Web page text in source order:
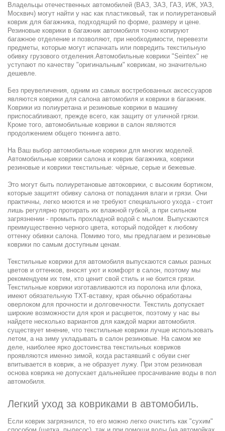
Владельцы отечественных автомобилей (ВАЗ, ЗАЗ, ГАЗ, ИЖ, УАЗ,
Москвич) могут найти у нас как пластиковый, так и полиуретановый
коврик для багажника, подходящий по форме, размеру и цене.
Резиновые коврики в багажник автомобиля точно копируют
багажное отделение и позволяют, при необходимости, перевезти
предметы, которые могут испачкать или повредить текстильную
обивку грузового отделения.Автомобильные коврики "Seintex" не
уступают по качеству "оригинальным" коврикам, но значительно
дешевле.
Без преувеличения, одним из самых востребованных аксессуаров
являются коврики для салона автомобиля и коврики в багажник.
Коврики из полиуретана и резиновые коврики в машину
приспосабливают, прежде всего, как защиту от уличной грязи.
Кроме того, автомобильные коврики в салон являются
продолжением общего тюнинга авто.
На Ваш выбор автомобильные коврики для многих моделей.
Автомобильные коврики салона и коврик багажника, коврики
резиновые и коврики текстильные: чёрные, серые и бежевые.
Это могут быть полиуретановые автоковрики, с высоким бортиком,
которые защитят обивку салона от попадания влаги и грязи. Они
практичны, легко моются и не требуют специального ухода - стоит
лишь регулярно протирать их влажной губкой, а при сильном
загрязнении - промыть прохладной водой с мылом. Выпускаются
преимущественно черного цвета, который подойдет к любому
оттенку обивки салона. Помимо того, мы предлагаем и резиновые
коврики по самым доступным ценам.
Текстильные коврики для автомобиля выпускаются самых разных
цветов и оттенков, вносят уют и комфорт в салон, поэтому мы
рекомендуем их тем, кто ценит свой стиль и не боится грязи.
Текстильные коврики изготавливаются из поролона или флока,
имеют обязательную ТХТ-вставку, края обычно обработаны
оверлоком для прочности и долговечности. Текстиль допускает
широкие возможности для кроя и расцветок, поэтому у нас вы
найдете несколько вариантов для каждой марки автомобиля.
существует мнение, что текстильные коврики лучше использовать
летом, а на зиму укладывать в салон резиновые. На самом же
деле, наиболее ярко достоинства текстильных ковриков
проявляются именно зимой, когда растаявший с обуви снег
впитывается в коврик, а не образует лужу. При этом резиновая
основа коврика не допускает дальнейшее просачивание воды в пол
автомобиля.
Легкий уход за ковриками в автомобиль.
Если коврик загрязнился, то его можно легко очистить как "сухим"